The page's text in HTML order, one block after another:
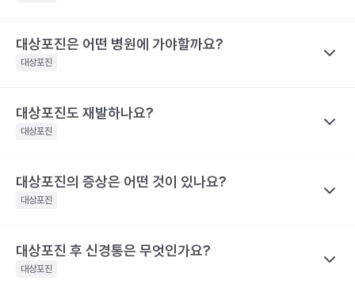
나만의닥터
대상포진이 특정 바이러스에 의해 유발된다고 하니 혹시 대상포진
수두는 비말을 통해 호흡기로 전염될 수 있고, 수포 진물을 접촉해도
전파될 수 있으므로 주의가 필요해요.
기 어려운 이유는 수포(물집) 때문이에요. 수포 안에는 활성화된 바
이러스가 들어 있기 때문에 만약 수포를 건드려 터트리면 이를 통해
한편, 대상포진 병변이 초기 단계인 발진 상태이거나 수포가 가라앉
아 딱지가 생긴 상태라면 전염 가능성은 거의 없어요.
대상포진은 어떤 병원에 가야할까요?
대상포진
나만의닥터
대상포진은 치료가 되고 난 후에도 통증이 지속되거나 후유증이 동
눈 주위에 난 대상포진 : 안과, 피부과, 통증의학과
등에 난 대상포진 : 피부과 및 통증의학과
해당 콘텐츠는 질환 지식 제공을 위해 만들어 진 것으로, 진료 행위 유도 및 특정 의약품
을 권유하지 않습니다.
대상포진도 재발하나요?
대상포진
나만의닥터
네. 대상포진도 재발할 수 있어요. 실제로 해외에는 대상포진이 세
재발했다고 해요. 대상포진의 재발 확률은 대상포진의 통증 지속시
간과 관련이 깊어요. 30일 이상 대상포진 통증이 지속된 사람은 그
대상포진의 증상은 어떤 것이 있나요?
대상포진
나만의닥터
대상포진 후 신경통은 무엇인가요?
대상포진